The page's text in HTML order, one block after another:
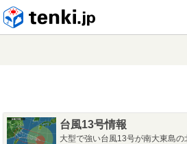
台風13号情報
大型で強い台風13号が南大東島